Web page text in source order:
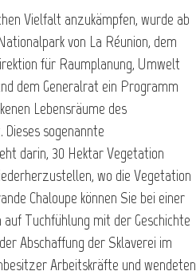
Vielfalt anzukämpfen, wurde ab
von La Réunion, dem
für Raumplanung, Umwelt
dem Generalrat ein Programm
Lebensräume des
Dieses sogenannte
darin, 30 Hektar Vegetation
wo die Vegetation
Chaloupe können Sie bei einer
Tuchfühlung mit der Geschichte
Abschaffung der Sklaverei im
Arbeitskräfte und wendeten